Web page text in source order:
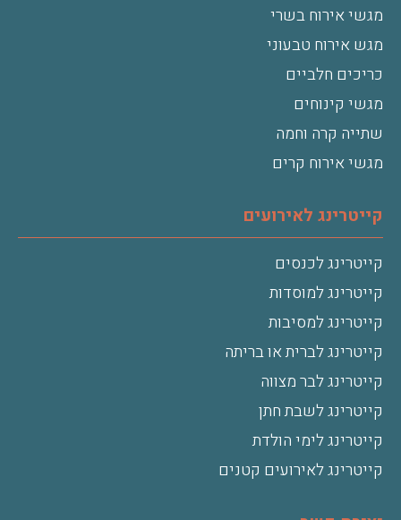
מגשי אירוח בשרי
מגש אירוח טבעוני
כריכים חלביים
מגשי קינוחים
שתייה קרה וחמה
מגשי אירוח קרים
קייטרינג לאירועים
קייטרינג לכנסים
קייטרינג למוסדות
קייטרינג למסיבות
קייטרינג לברית או בריתה
קייטרינג לבר מצווה
קייטרינג לשבת חתן
קייטרינג לימי הולדת
קייטרינג לאירועים קטנים